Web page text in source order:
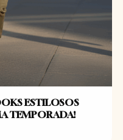
ESTILOSOS
TEMPORADA!